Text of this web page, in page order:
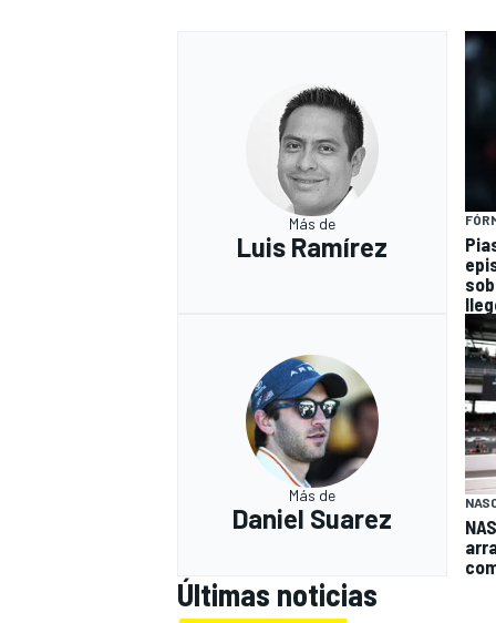
Más de
Luis Ramírez
Más de
Daniel Suarez
Últimas noticias